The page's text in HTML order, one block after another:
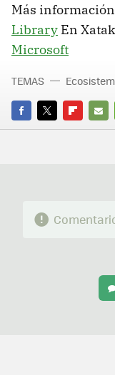
Más
Library En
Microsoft
FACEBOOK
TWITTERFLIPBOARD
E-
TEMAS